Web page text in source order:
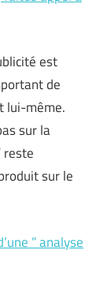
est
de
lui-même.
sur la
reste
sur le
” analyse